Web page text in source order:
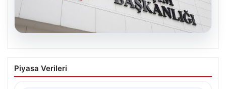
07.08.2026
DMM’den Mekke Ortak Savunma Paktı
Hakkındaki İddialara Resmi Yanıt
Piyasa Verileri